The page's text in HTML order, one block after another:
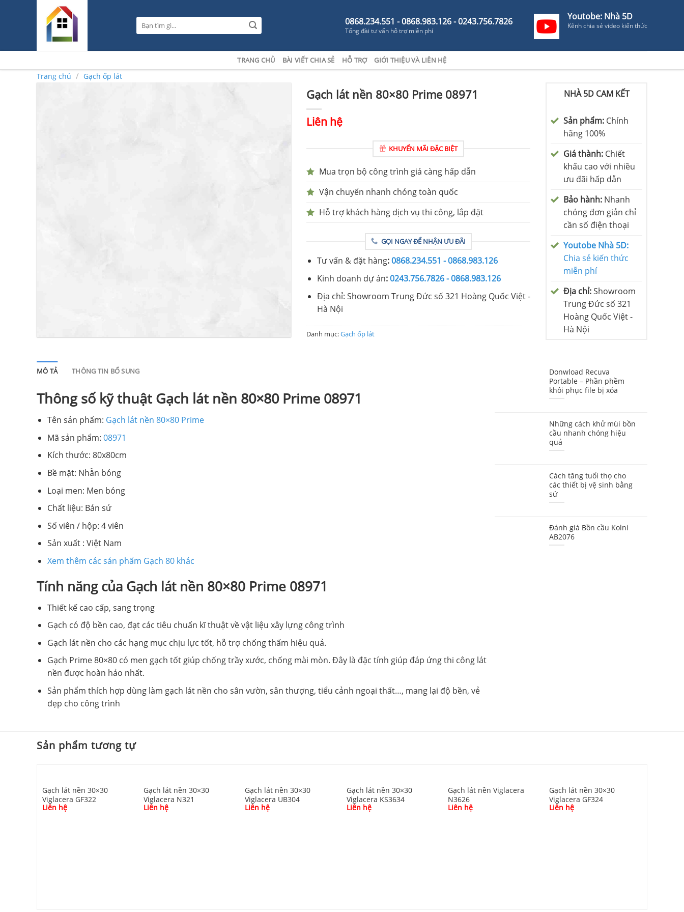
Tìm
kiếm:
0868.234.551 - 0868.983.126 - 0243.756.7826
Tổng đài tư vấn hỗ trợ miễn phí
Youtobe: Nhà 5D
Kênh chia sẻ video kiến thức
TRANG CHỦ BÀI VIẾT CHIA SẺ HỖ TRỢ GIỚI THIỆU VÀ LIÊN HỆ
Trang chủ / Gạch ốp lát
Gạch lát nền 80×80 Prime 08971
Liên hệ
KHUYẾN MÃI ĐẶC BIỆT
Mua trọn bộ công trình giá càng hấp dẫn
Vận chuyển nhanh chóng toàn quốc
Hỗ trợ khách hàng dịch vụ thi công, lắp đặt
GỌI NGAY ĐỂ NHẬN ƯU ĐÃI
Tư vấn & đặt hàng:0868.234.551 - 0868.983.126
Kinh doanh dự án:0243.756.7826 - 0868.983.126
Địa chỉ: Showroom Trung Đức số 321 Hoàng Quốc Việt -
Hà Nội
Danh mục:Gạch ốp lát
NHÀ 5D CAM KẾT
Sản phẩm: Chính
hãng 100%
Giá thành: Chiết
khấu cao với nhiều
ưu đãi hấp dẫn
Bảo hành: Nhanh
chóng đơn giản chỉ
cần số điện thoại
Youtobe Nhà 5D:
Chia sẻ kiến thức
miễn phí
Địa chỉ:Showroom
Trung Đức số 321
Hoàng Quốc Việt -
Hà Nội
MÔ TẢ THÔNG TIN BỔ SUNG
Thông số kỹ thuật Gạch lát nền 80×80 Prime 08971
Tên sản phẩm: Gạch lát nền 80×80 Prime
Mã sản phẩm: 08971
Kích thước: 80x80cm
Bề mặt: Nhẵn bóng
Loại men: Men bóng
Chất liệu: Bán sứ
Số viên / hộp: 4 viên
Sản xuất : Việt Nam
Xem thêm các sản phẩm Gạch 80 khác
Tính năng của Gạch lát nền 80×80 Prime 08971
Thiết kế cao cấp, sang trọng
Gạch có độ bền cao, đạt các tiêu chuẩn kĩ thuật về vật liệu xây lựng công trình
Gạch lát nền cho các hạng mục chịu lực tốt, hỗ trợ chống thấm hiệu quả.
Gạch Prime 80×80 có men gạch tốt giúp chống trầy xước, chống mài mòn. Đây là đặc tính giúp đáp ứng thi công lát
nền được hoàn hảo nhất.
Sản phẩm thích hợp dùng làm gạch lát nền cho sân vườn, sân thượng, tiểu cảnh ngoại thất…, mang lại độ bền, vẻ
đẹp cho công trình
Donwload Recuva
Portable – Phần phềm
khôi phục file bị xóa
Những cách khử mùi bồn
cầu nhanh chóng hiệu
quả
Cách tăng tuổi thọ cho
các thiết bị vệ sinh bằng
sứ
Đánh giá Bồn cầu Kolni
AB2076
Sản phẩm tương tự
Gạch lát nền 30×30
Viglacera GF322
Liên hệ
Gạch lát nền 30×30
Viglacera N321
Liên hệ
Gạch lát nền 30×30
Viglacera UB304
Liên hệ
Gạch lát nền 30×30
Viglacera KS3634
Liên hệ
Gạch lát nền Viglacera
N3626
Liên hệ
Gạch lát nền 30×30
Viglacera GF324
Liên hệ